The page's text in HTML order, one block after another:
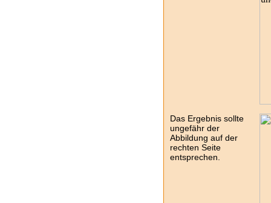
Das Ergebnis sollte
ungefähr der
Abbildung auf der
rechten Seite
entsprechen.